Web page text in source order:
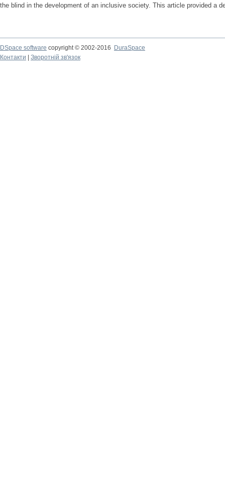
the blind in the development of an inclusive society. This article provided a
DSpace software copyright © 2002-2016
DuraSpace
Контакти
Зворотній зв'язок